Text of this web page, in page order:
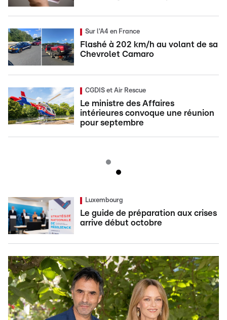
Sur l'A4 en France
Flashé à 202 km/h au volant de sa
Chevrolet Camaro
CGDIS et Air Rescue
Le ministre des Affaires
intérieures convoque une réunion
pour septembre
Luxembourg
Le guide de préparation aux crises
arrive début octobre